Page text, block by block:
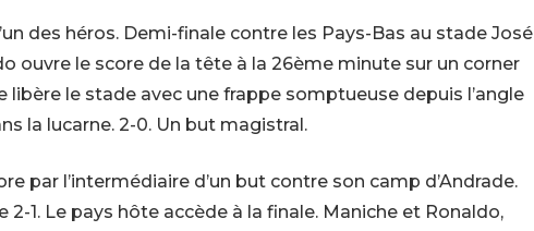
des héros. Demi-finale contre les Pays-Bas au stade José
ouvre le score de la tête à la 26ème minute sur un corner
libère le stade avec une frappe somptueuse depuis l’angle
la lucarne. 2-0. Un but magistral.
par l’intermédiaire d’un but contre son camp d’Andrade.
1. Le pays hôte accède à la finale. Maniche et Ronaldo,